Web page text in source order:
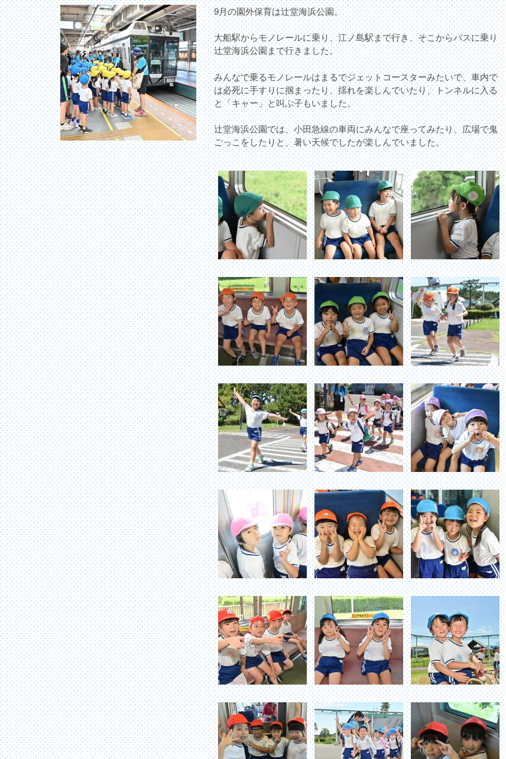
9月の園外保育は辻堂海浜公園。
大船駅からモノレールに乗り、江ノ島駅まで行き、そこからバスに乗り
辻堂海浜公園まで行きました。
みんなで乗るモノレールはまるでジェットコースターみたいで、車内で
は必死に手すりに掴まったり、揺れを楽しんでいたり、トンネルに入る
と「キャー」と叫ぶ子もいました。
辻堂海浜公園では、小田急線の車両にみんなで座ってみたり、広場で鬼
ごっこをしたりと、暑い天候でしたが楽しんでいました。